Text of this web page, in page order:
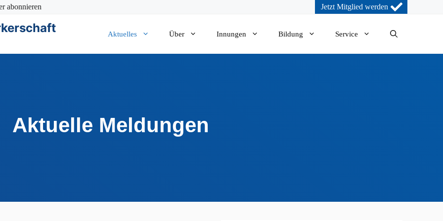
abonnieren Jetzt Mitglied werden
Aktuelles Über Innungen Bildung Service
Aktuelle Meldungen